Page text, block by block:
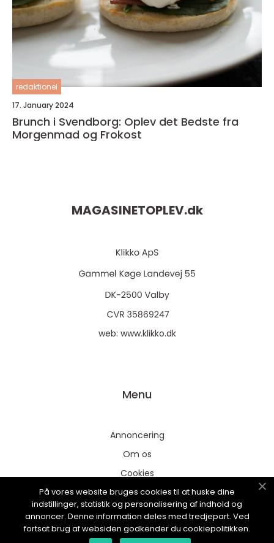
redaktionel
17. January 2024
Brunch i Svendborg: Oplev det Bedste fra
Morgenmad og Frokost
MAGASINETOPLEV.dk
web: www.klikko.dk
Menu
Annoncering
Om os
Cookies
Kontakt os
Sitemap
På vores website bruges cookies til at huske dine
indstillinger, statistik og personalisering af indhold og
annoncer. Denne information deles med tredjepart. Ved
fortsat brug af websiden godkender du cookiepolitikken.